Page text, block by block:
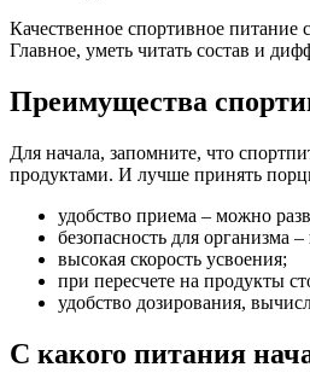
Качественное спортивное
Главное, уметь читать состав и
Преимущества
Для начала, запомните, что
продуктами. И лучше принять
удобство приема – можно
безопасность для организма
высокая скорость усвоения;
при пересчете на продукты
удобство дозирования,
С какого питания